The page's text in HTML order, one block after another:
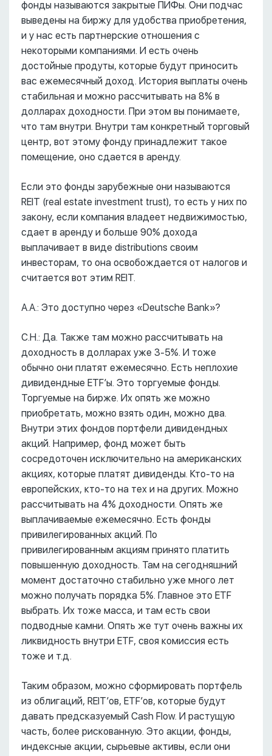
фонды называются закрытые ПИФы. Они подчас
выведены на биржу для удобства приобретения,
и у нас есть партнерские отношения с
некоторыми компаниями. И есть очень
достойные продуты, которые будут приносить
вас ежемесячный доход. История выплаты очень
стабильная и можно рассчитывать на 8% в
долларах доходности. При этом вы понимаете,
что там внутри. Внутри там конкретный торговый
центр, вот этому фонду принадлежит такое
помещение, оно сдается в аренду.
Если это фонды зарубежные они называются
REIT (real estate investment trust), то есть у них по
закону, если компания владеет недвижимостью,
сдает в аренду и больше 90% дохода
выплачивает в виде distributions своим
инвесторам, то она освобождается от налогов и
считается вот этим REIT.
А.А.: Это доступно через «Deutsche Bank»?
С.Н.: Да. Также там можно рассчитывать на
доходность в долларах уже 3-5%. И тоже
обычно они платят ежемесячно. Есть неплохие
дивидендные ETF’ы. Это торгуемые фонды.
Торгуемые на бирже. Их опять же можно
приобретать, можно взять один, можно два.
Внутри этих фондов портфели дивидендных
акций. Например, фонд может быть
сосредоточен исключительно на американских
акциях, которые платят дивиденды. Кто-то на
европейских, кто-то на тех и на других. Можно
рассчитывать на 4% доходности. Опять же
выплачиваемые ежемесячно. Есть фонды
привилегированных акций. По
привилегированным акциям принято платить
повышенную доходность. Там на сегодняшний
момент достаточно стабильно уже много лет
можно получать порядка 5%. Главное это ETF
выбрать. Их тоже масса, и там есть свои
подводные камни. Опять же тут очень важны их
ликвидность внутри ETF, своя комиссия есть
тоже и т.д.
Таким образом, можно сформировать портфель
из облигаций, REIT’ов, ETF’ов, которые будут
давать предсказуемый Cash Flow. И растущую
часть, более рискованную. Это акции, фонды,
индексные акции, сырьевые активы, если они